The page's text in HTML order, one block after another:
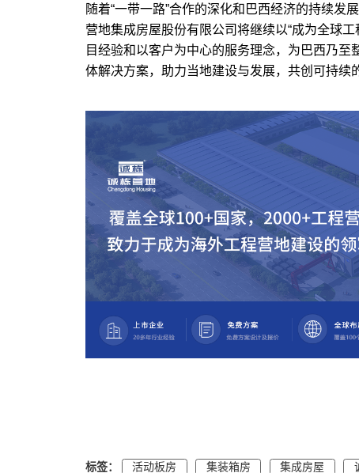
随着“一带一路”合作的深化和巴西经济的持续发
营地集成房屋股份有限公司将继续以“成为全球
目经验和以客户为中心的服务理念，为巴西乃
体解决方案，助力当地建设与发展，共创可持续
标签： 活动板房 集装箱房 集成房屋